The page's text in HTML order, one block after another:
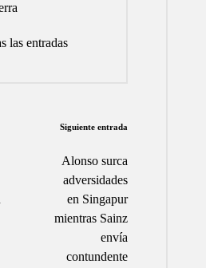
las entradas
Siguiente entrada
Alonso surca
adversidades
en Singapur
mientras Sainz
envía
contundente